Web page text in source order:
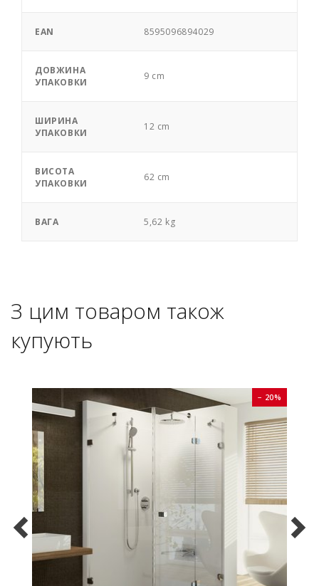
EAN 8595096894029
ДОВЖИНА
УПАКОВКИ
9 cm
ШИРИНА
УПАКОВКИ
12 cm
ВИСОТА
УПАКОВКИ
62 cm
ВАГА 5,62 kg
З цим товаром також
купують
− 20%